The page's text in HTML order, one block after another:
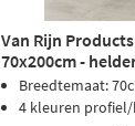
Van Rijn
70x200cm -
Breedtemaat:
4 kleuren